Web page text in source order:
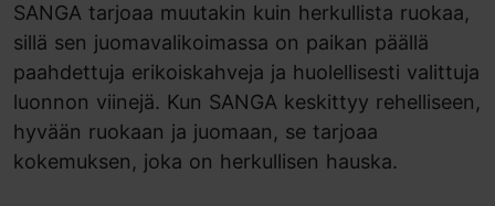
SANGA tarjoaa muutakin kuin herkullista ruokaa,
sillä sen juomavalikoimassa on paikan päällä
paahdettuja erikoiskahveja ja huolellisesti valittuja
luonnon viinejä. Kun SANGA keskittyy rehelliseen,
hyvään ruokaan ja juomaan, se tarjoaa
kokemuksen, joka on herkullisen hauska.